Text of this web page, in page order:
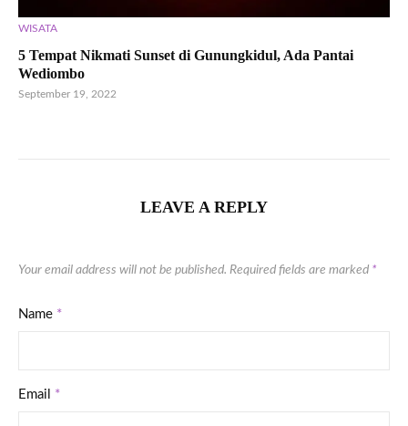
WISATA
5 Tempat Nikmati Sunset di Gunungkidul, Ada Pantai
Wediombo
September 19, 2022
LEAVE A REPLY
Your email address will not be published. Required fields are marked *
Name *
Email *